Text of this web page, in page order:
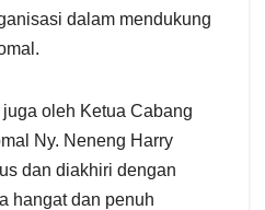
dalam mendukung
oleh Ketua Cabang
Ny. Neneng Harry
dan diakhiri dengan
hangat dan penuh